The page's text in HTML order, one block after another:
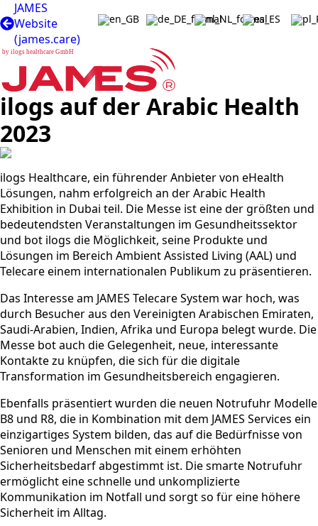
JAMES
Website
(james.care)
by ilogs healthcare GmbH
ilogs auf der Arabic Health
2023
ilogs Healthcare, ein führender Anbieter von eHealth
Lösungen, nahm erfolgreich an der Arabic Health
Exhibition in Dubai teil. Die Messe ist eine der größten und
bedeutendsten Veranstaltungen im Gesundheitssektor
und bot ilogs die Möglichkeit, seine Produkte und
Lösungen im Bereich Ambient Assisted Living (AAL) und
Telecare einem internationalen Publikum zu präsentieren.
Das Interesse am JAMES Telecare System war hoch, was
durch Besucher aus den Vereinigten Arabischen Emiraten,
Saudi-Arabien, Indien, Afrika und Europa belegt wurde. Die
Messe bot auch die Gelegenheit, neue, interessante
Kontakte zu knüpfen, die sich für die digitale
Transformation im Gesundheitsbereich engagieren.
Ebenfalls präsentiert wurden die neuen Notrufuhr Modelle
B8 und R8, die in Kombination mit dem JAMES Services ein
einzigartiges System bilden, das auf die Bedürfnisse von
Senioren und Menschen mit einem erhöhten
Sicherheitsbedarf abgestimmt ist. Die smarte Notrufuhr
ermöglicht eine schnelle und unkomplizierte
Kommunikation im Notfall und sorgt so für eine höhere
Sicherheit im Alltag.